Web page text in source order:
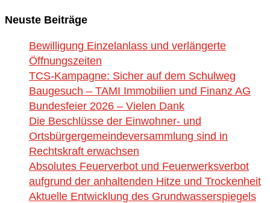
Neuste Beiträge
Bewilligung Einzelanlass und verlängerte
Öffnungszeiten
TCS-Kampagne: Sicher auf dem Schulweg
Baugesuch – TAMI Immobilien und Finanz AG
Bundesfeier 2026 – Vielen Dank
Die Beschlüsse der Einwohner- und
Ortsbürgergemeindeversammlung sind in
Rechtskraft erwachsen
Absolutes Feuerverbot und Feuerwerksverbot
aufgrund der anhaltenden Hitze und Trockenheit
Aktuelle Entwicklung des Grundwasserspiegels